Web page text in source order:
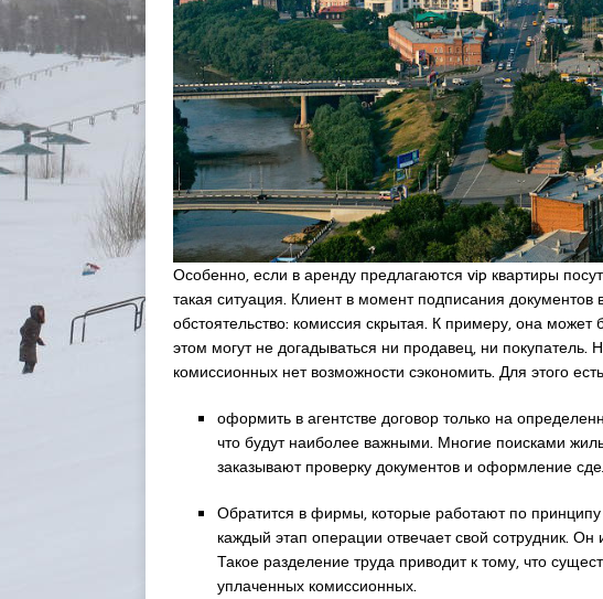
Особенно, если в аренду предлагаются vip квартиры
такая ситуация. Клиент в момент подписания
обстоятельство: комиссия скрытая. К примеру, она
этом могут не догадываться ни продавец, ни покупатель.
комиссионных нет возможности сэкономить. Для этого
оформить в агентстве договор только на
что будут наиболее важными. Многие поисками
заказывают проверку документов и оформление
Обратится в фирмы, которые работают по
каждый этап операции отвечает свой сотрудник.
Такое разделение труда приводит к тому, что
уплаченных комиссионных.